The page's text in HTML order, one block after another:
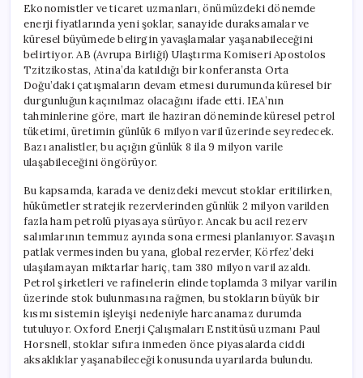
Ekonomistler ve ticaret uzmanları, önümüzdeki dönemde
enerji fiyatlarında yeni şoklar, sanayide duraksamalar ve
küresel büyümede belirgin yavaşlamalar yaşanabileceğini
belirtiyor. AB (Avrupa Birliği) Ulaştırma Komiseri Apostolos
Tzitzikostas, Atina’da katıldığı bir konferansta Orta
Doğu’daki çatışmaların devam etmesi durumunda küresel bir
durgunluğun kaçınılmaz olacağını ifade etti. IEA’nın
tahminlerine göre, mart ile haziran döneminde küresel petrol
tüketimi, üretimin günlük 6 milyon varil üzerinde seyredecek.
Bazı analistler, bu açığın günlük 8 ila 9 milyon varile
ulaşabileceğini öngörüyor.
Bu kapsamda, karada ve denizdeki mevcut stoklar eritilirken,
hükümetler stratejik rezervlerinden günlük 2 milyon varilden
fazla ham petrolü piyasaya sürüyor. Ancak bu acil rezerv
salımlarının temmuz ayında sona ermesi planlanıyor. Savaşın
patlak vermesinden bu yana, global rezervler, Körfez’deki
ulaşılamayan miktarlar hariç, tam 380 milyon varil azaldı.
Petrol şirketleri ve rafinelerin elinde toplamda 3 milyar varilin
üzerinde stok bulunmasına rağmen, bu stokların büyük bir
kısmı sistemin işleyişi nedeniyle harcanamaz durumda
tutuluyor. Oxford Enerji Çalışmaları Enstitüsü uzmanı Paul
Horsnell, stoklar sıfıra inmeden önce piyasalarda ciddi
aksaklıklar yaşanabileceği konusunda uyarılarda bulundu.